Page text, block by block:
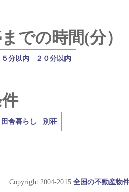
での時間(分）
５分以内 ２０分以内
田舎暮らし 別荘
Copyright 2004-2015 全国の不動産物